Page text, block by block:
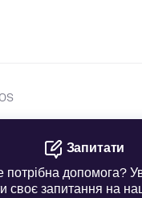
Запитати
потрібна допомога?
своє запитання на